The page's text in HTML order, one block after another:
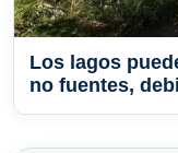
Los lagos
no fuentes,